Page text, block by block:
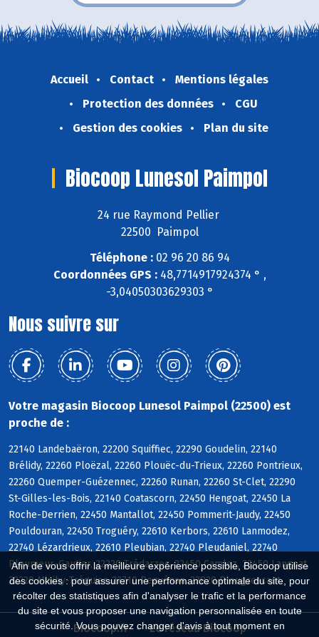
Afin de vous offrir la meilleure expérience possible, Biocoop utilise
des cookies : pour assurer une performance optimale du site, pour
récolter des statistiques afin d'analyser le trafic et la performance
du site et vous proposer une navigation personnalisée en toute
sécurité. Vous pouvez changer d'avis à tout moment en
Accueil Contact
Mentions légales
Protection des données
CGU
Gestion des cookies
Plan du site
Biocoop Lunesol Paimpol
24 rue Raymond Pellier
22500 Paimpol
Téléphone :02 96 20 86 94
Coordonnées GPS :48,7714917924374 ° ,
-3,04050303629303 °
Nous suivre sur
Votre magasin Biocoop Lunesol Paimpol (22500) est
proche de :
22140 Landebaëron, 22200 Squiffiec, 22290 Goudelin, 22140
Brélidy, 22260 Ploëzal, 22260 Plouëc-du-Trieux, 22260 Pontrieux,
22260 Quemper-Guézennec, 22260 Runan, 22260 St-Clet, 22290
St-Gilles-les-Bois, 22140 Coatascorn, 22450 Hengoat, 22450 La
Roche-Derrien, 22450 Mantallot, 22450 Pommerit-Jaudy, 22450
Pouldouran, 22450 Troguéry, 22610 Kerbors, 22610 Lanmodez,
22740 Lézardrieux, 22610 Pleubian, 22740 Pleudaniel, 22740
Pleumeur-Gautier, 22220 Trédarzec, 22450 Camlez, 22450 Langoat,
22220 Minihy-Tréguier, 22710 Penvénan, 22820 Plougrescant
Biocoop.fr Le réseau Biocoop